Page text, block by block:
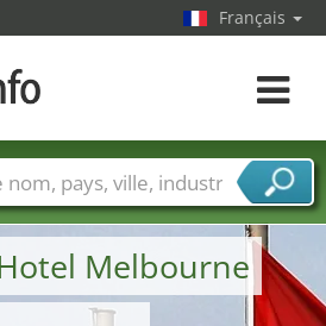
Melbourne
Français
Toggle
Villes
Secteurs de foire
de services